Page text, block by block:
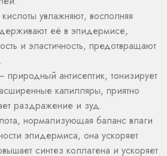
увлажняют, восполняя
её в эпидермисе,
и эластичность, предотвращают
антисептик, тонизирует
капилляры, приятно
раздражение и зуд.
нормализующая баланс влаги
эпидермиса, она ускоряет
синтез коллагена и ускоряет